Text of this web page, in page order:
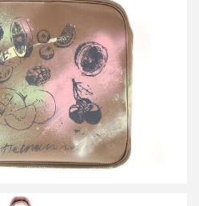
金額54,000円
しく見る